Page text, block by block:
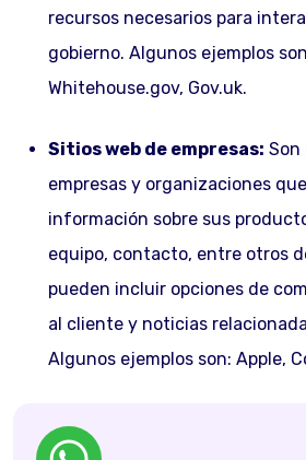
recursos necesarios para
gobierno. Algunos ejemplos
Whitehouse.gov, Gov.uk.
Sitios web de empresas: Son
empresas y organizaciones
información sobre sus
equipo, contacto, entre otros
pueden incluir opciones de
al cliente y noticias
Algunos ejemplos son: Apple,